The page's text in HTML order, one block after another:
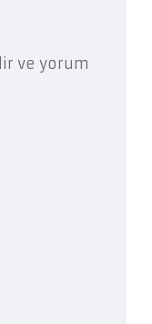
ve yorum